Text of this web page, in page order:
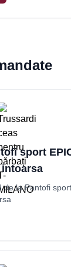
sport
intoarsa
la Pantofi